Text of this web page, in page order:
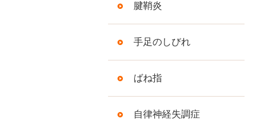
腱鞘炎
手足のしびれ
ばね指
自律神経失調症